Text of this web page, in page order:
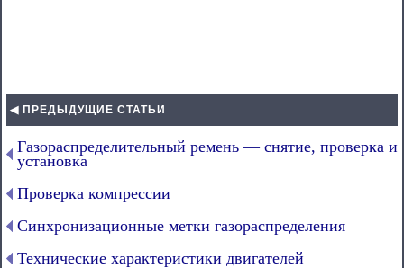
◀ ПРЕДЫДУЩИЕ СТАТЬИ
Газораспределительный ремень — снятие, проверка и
установка
Проверка компрессии
Синхронизационные метки газораспределения
Технические характеристики двигателей